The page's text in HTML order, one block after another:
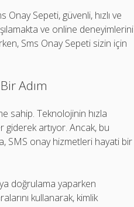
Sepeti, güvenli, hızlı ve
ve online deneyimlerini
Sms Onay Sepeti sizin için
Adım
sahip. Teknolojinin hızla
artıyor. Ancak, bu
SMS onay hizmetleri hayati bir
doğrulama yaparken
kullanarak, kimlik